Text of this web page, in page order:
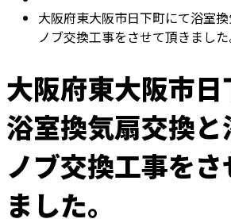
大阪府東大阪市日下町にて浴室
ノブ交換工事をさせて頂きました
大阪府東大阪市日
浴室換気扇交換
ノブ交換工事をさ
ました。